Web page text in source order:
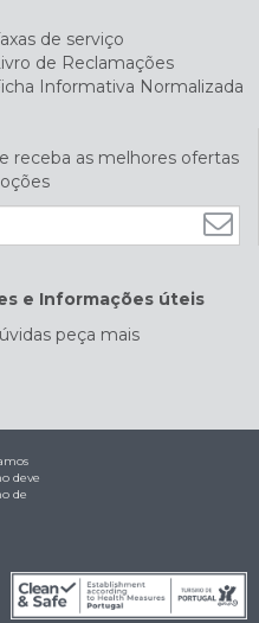
de serviço
de Reclamações
Informativa Normalizada
receba as melhores ofertas
e Informações úteis
peça mais
deve
de